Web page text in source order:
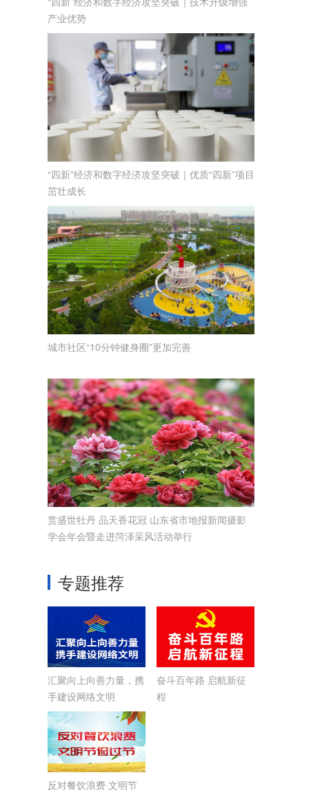
产业优势
“四新”经济和数字经济攻坚突破｜优质“四新”项目
茁壮成长
城市社区“10分钟健身圈”更加完善
赏盛世牡丹 品天香花冠 山东省市地报新闻摄影
学会年会暨走进菏泽采风活动举行
专题推荐
汇聚向上向善力量，携
手建设网络文明
奋斗百年路 启航新征
程
反对餐饮浪费·文明节